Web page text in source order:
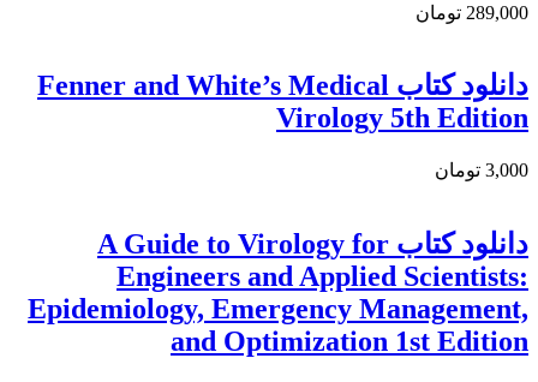
289,000 تومان
دانلود کتاب Fenner and White’s Medical
Virology 5th Edition
3,000 تومان
دانلود كتاب A Guide to Virology for
Engineers and Applied Scientists:
Epidemiology, Emergency Management,
and Optimization 1st Edition